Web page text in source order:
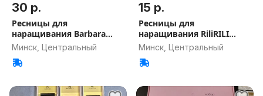
30 р.
Ресницы для
наращивания Barbara
D0,07 5-11mm
Минск, Центральный
15 р.
Ресницы для
наращивания RiliRILI
C0,07
Минск, Центральный